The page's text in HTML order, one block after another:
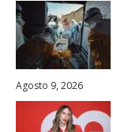
Agosto 9, 2026